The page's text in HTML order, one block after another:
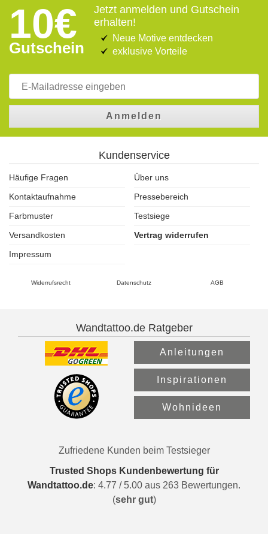
10€
Gutschein
Jetzt anmelden und Gutschein
erhalten!
Neue Motive entdecken
exklusive Vorteile
Anmelden
Kundenservice
Häufige Fragen
Über uns
Kontaktaufnahme
Pressebereich
Farbmuster
Testsiege
Versandkosten
Vertrag widerrufen
Impressum
Widerrufsrecht Datenschutz AGB
Wandtattoo.de Ratgeber
Anleitungen
Inspirationen
Wohnideen
Zufriedene Kunden beim Testsieger
Trusted Shops Kundenbewertung für
Wandtattoo.de: 4.77 / 5.00 aus 263 Bewertungen.
(sehr gut)